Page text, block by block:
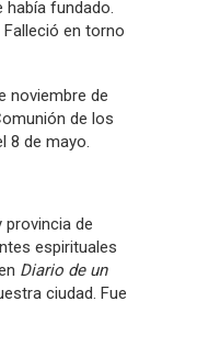
había fundado.
en torno
noviembre de
de los
8 de mayo.
provincia de
espirituales
Diario de un
ciudad. Fue